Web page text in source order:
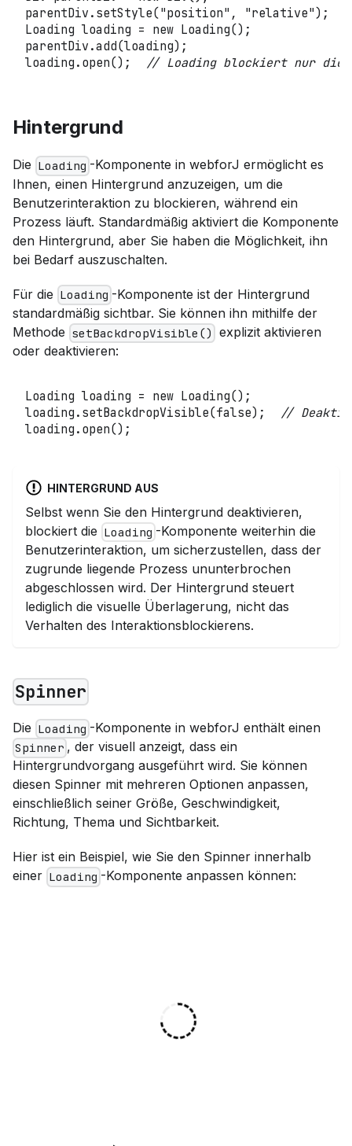
parentDiv . setStyle("position" , "relative") ;
Loading loading = new Loading() ;
parentDiv .add(loading) ;
loading . open() ; // Loading blockiert nur die
Hintergrund
Die Loading -Komponente in webforJ ermöglicht es
Ihnen, einen Hintergrund anzuzeigen, um die
Benutzerinteraktion zu blockieren, während ein
Prozess läuft. Standardmäßig aktiviert die Komponente
den Hintergrund, aber Sie haben die Möglichkeit, ihn
bei Bedarf auszuschalten.
Für die Loading -Komponente ist der Hintergrund
standardmäßig sichtbar. Sie können ihn mithilfe der
Methode setBackdropVisible() explizit aktivieren
oder deaktivieren:
Loading loading = new Loading() ;
loading . setBackdropVisible(false) ;
//
loading . open() ;
HINTERGRUND AUS
Selbst wenn Sie den Hintergrund deaktivieren,
blockiert die Loading -Komponente weiterhin die
Benutzerinteraktion, um sicherzustellen, dass der
zugrunde liegende Prozess ununterbrochen
abgeschlossen wird. Der Hintergrund steuert
lediglich die visuelle Überlagerung, nicht das
Verhalten des Interaktionsblockierens.
Spinner
Die Loading -Komponente in webforJ enthält einen
Spinner , der visuell anzeigt, dass ein
Hintergrundvorgang ausgeführt wird. Sie können
diesen Spinner mit mehreren Optionen anpassen,
einschließlich seiner Größe, Geschwindigkeit,
Richtung, Thema und Sichtbarkeit.
Hier ist ein Beispiel, wie Sie den Spinner innerhalb
einer Loading -Komponente anpassen können: